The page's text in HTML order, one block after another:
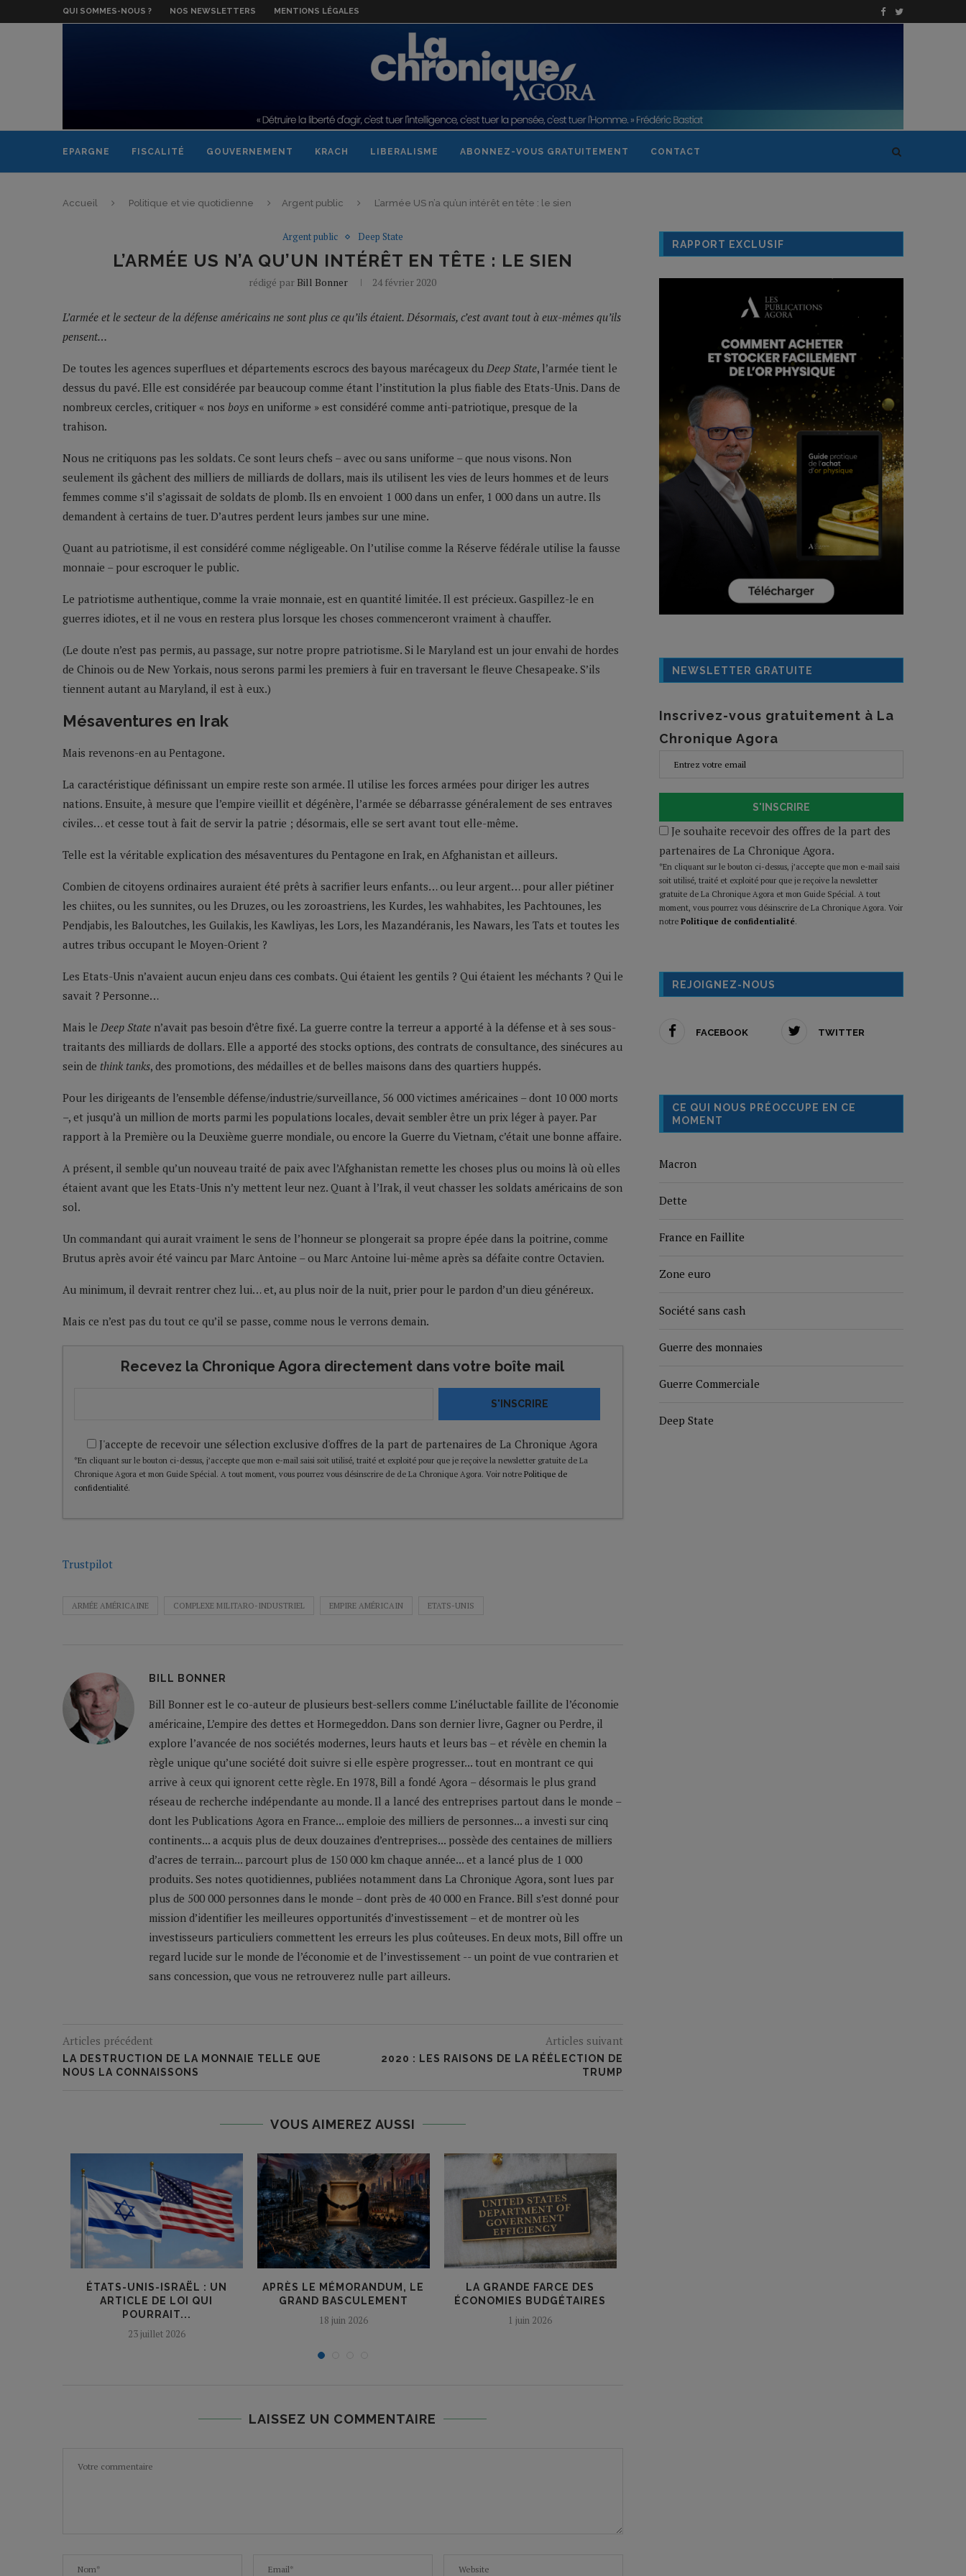
QUI SOMMES-NOUS ? NOS NEWSLETTERS MENTIONS LÉGALES
EPARGNE FISCALITÉ GOUVERNEMENT KRACH LIBERALISME ABONNEZ-VOUS GRATUITEMENT CONTACT
Accueil Politique et vie quotidienne Argent public L’armée US n’a qu’un intérêt en tête : le sien
Argent public Deep State
L’ARMÉE US N’A QU’UN INTÉRÊT EN TÊTE : LE SIEN
rédigé par Bill Bonner 24 février 2020
L’armée et le secteur de la défense américains ne sont plus ce qu’ils étaient. Désormais, c’est avant tout à eux-mêmes qu’ils
pensent…
De toutes les agences superflues et départements escrocs des bayous marécageux du Deep State, l’armée tient le
dessus du pavé. Elle est considérée par beaucoup comme étant l’institution la plus fiable des Etats-Unis. Dans de
nombreux cercles, critiquer « nos boys en uniforme » est considéré comme anti-patriotique, presque de la
trahison.
Nous ne critiquons pas les soldats. Ce sont leurs chefs – avec ou sans uniforme – que nous visons. Non
seulement ils gâchent des milliers de milliards de dollars, mais ils utilisent les vies de leurs hommes et de leurs
femmes comme s’il s’agissait de soldats de plomb. Ils en envoient 1 000 dans un enfer, 1 000 dans un autre. Ils
demandent à certains de tuer. D’autres perdent leurs jambes sur une mine.
Quant au patriotisme, il est considéré comme négligeable. On l’utilise comme la Réserve fédérale utilise la fausse
monnaie – pour escroquer le public.
Le patriotisme authentique, comme la vraie monnaie, est en quantité limitée. Il est précieux. Gaspillez-le en
guerres idiotes, et il ne vous en restera plus lorsque les choses commenceront vraiment à chauffer.
(Le doute n’est pas permis, au passage, sur notre propre patriotisme. Si le Maryland est un jour envahi de hordes
de Chinois ou de New Yorkais, nous serons parmi les premiers à fuir en traversant le fleuve Chesapeake. S’ils
tiennent autant au Maryland, il est à eux.)
Mésaventures en Irak
Mais revenons-en au Pentagone.
La caractéristique définissant un empire reste son armée. Il utilise les forces armées pour diriger les autres
nations. Ensuite, à mesure que l’empire vieillit et dégénère, l’armée se débarrasse généralement de ses entraves
civiles… et cesse tout à fait de servir la patrie ; désormais, elle se sert avant tout elle-même.
Telle est la véritable explication des mésaventures du Pentagone en Irak, en Afghanistan et ailleurs.
Combien de citoyens ordinaires auraient été prêts à sacrifier leurs enfants… ou leur argent… pour aller piétiner
les chiites, ou les sunnites, ou les Druzes, ou les zoroastriens, les Kurdes, les wahhabites, les Pachtounes, les
Pendjabis, les Baloutches, les Guilakis, les Kawliyas, les Lors, les Mazandéranis, les Nawars, les Tats et toutes les
autres tribus occupant le Moyen-Orient ?
Les Etats-Unis n’avaient aucun enjeu dans ces combats. Qui étaient les gentils ? Qui étaient les méchants ? Qui le
savait ? Personne…
Mais le Deep State n’avait pas besoin d’être fixé. La guerre contre la terreur a apporté à la défense et à ses sous-
traitants des milliards de dollars. Elle a apporté des stocks options, des contrats de consultance, des sinécures au
sein de think tanks, des promotions, des médailles et de belles maisons dans des quartiers huppés.
Pour les dirigeants de l’ensemble défense/industrie/surveillance, 56 000 victimes américaines – dont 10 000 morts
–, et jusqu’à un million de morts parmi les populations locales, devait sembler être un prix léger à payer. Par
rapport à la Première ou la Deuxième guerre mondiale, ou encore la Guerre du Vietnam, c’était une bonne affaire.
A présent, il semble qu’un nouveau traité de paix avec l’Afghanistan remette les choses plus ou moins là où elles
étaient avant que les Etats-Unis n’y mettent leur nez. Quant à l’Irak, il veut chasser les soldats américains de son
sol.
Un commandant qui aurait vraiment le sens de l’honneur se plongerait sa propre épée dans la poitrine, comme
Brutus après avoir été vaincu par Marc Antoine – ou Marc Antoine lui-même après sa défaite contre Octavien.
Au minimum, il devrait rentrer chez lui… et, au plus noir de la nuit, prier pour le pardon d’un dieu généreux.
Mais ce n’est pas du tout ce qu’il se passe, comme nous le verrons demain.
Recevez la Chronique Agora directement dans votre boîte mail
S'INSCRIRE
J'accepte de recevoir une sélection exclusive d'offres de la part de partenaires de La Chronique Agora
*En cliquant sur le bouton ci-dessus, j’accepte que mon e-mail saisi soit utilisé, traité et exploité pour que je reçoive la newsletter gratuite de La
Chronique Agora et mon Guide Spécial. A tout moment, vous pourrez vous désinscrire de de La Chronique Agora. Voir notre Politique de
confidentialité.
Trustpilot
ARMÉE AMÉRICAINE COMPLEXE MILITARO-INDUSTRIEL EMPIRE AMÉRICAIN ETATS-UNIS
BILL BONNER
Bill Bonner est le co-auteur de plusieurs best-sellers comme L’inéluctable faillite de l’économie
américaine, L’empire des dettes et Hormegeddon. Dans son dernier livre, Gagner ou Perdre, il
explore l’avancée de nos sociétés modernes, leurs hauts et leurs bas – et révèle en chemin la
règle unique qu’une société doit suivre si elle espère progresser... tout en montrant ce qui
arrive à ceux qui ignorent cette règle. En 1978, Bill a fondé Agora – désormais le plus grand
réseau de recherche indépendante au monde. Il a lancé des entreprises partout dans le monde –
dont les Publications Agora en France... emploie des milliers de personnes... a investi sur cinq
continents... a acquis plus de deux douzaines d’entreprises... possède des centaines de milliers
d’acres de terrain... parcourt plus de 150 000 km chaque année... et a lancé plus de 1 000
produits. Ses notes quotidiennes, publiées notamment dans La Chronique Agora, sont lues par
plus de 500 000 personnes dans le monde – dont près de 40 000 en France. Bill s’est donné pour
mission d’identifier les meilleures opportunités d’investissement – et de montrer où les
investisseurs particuliers commettent les erreurs les plus coûteuses. En deux mots, Bill offre un
regard lucide sur le monde de l’économie et de l’investissement -- un point de vue contrarien et
sans concession, que vous ne retrouverez nulle part ailleurs.
Articles précédent
LA DESTRUCTION DE LA MONNAIE TELLE QUE
NOUS LA CONNAISSONS
Articles suivant
2020 : LES RAISONS DE LA RÉÉLECTION DE
TRUMP
VOUS AIMEREZ AUSSI
ÉTATS-UNIS-ISRAËL : UN
ARTICLE DE LOI QUI
POURRAIT...
23 juillet 2026
APRÈS LE MÉMORANDUM, LE
GRAND BASCULEMENT
18 juin 2026
LA GRANDE FARCE DES
ÉCONOMIES BUDGÉTAIRES
1 juin 2026
LAISSEZ UN COMMENTAIRE
RAPPORT EXCLUSIF
NEWSLETTER GRATUITE
Inscrivez-vous gratuitement à La
Chronique Agora
S'INSCRIRE
Je souhaite recevoir des offres de la part des
partenaires de La Chronique Agora.
*En cliquant sur le bouton ci-dessus, j’accepte que mon e-mail saisi
soit utilisé, traité et exploité pour que je reçoive la newsletter
gratuite de La Chronique Agora et mon Guide Spécial. A tout
moment, vous pourrez vous désinscrire de La Chronique Agora. Voir
notre Politique de confidentialité.
REJOIGNEZ-NOUS
FACEBOOK TWITTER
CE QUI NOUS PRÉOCCUPE EN CE
MOMENT
Macron
Dette
France en Faillite
Zone euro
Société sans cash
Guerre des monnaies
Guerre Commerciale
Deep State